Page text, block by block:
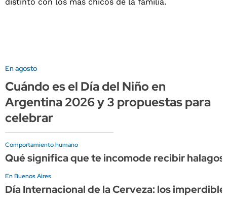
En agosto
Cuándo es el Día del Niño en
Argentina 2026 y 3 propuestas para
celebrar
Comportamiento humano
Qué significa que te incomode recibir
En Buenos Aires
Día Internacional de la Cerveza: los